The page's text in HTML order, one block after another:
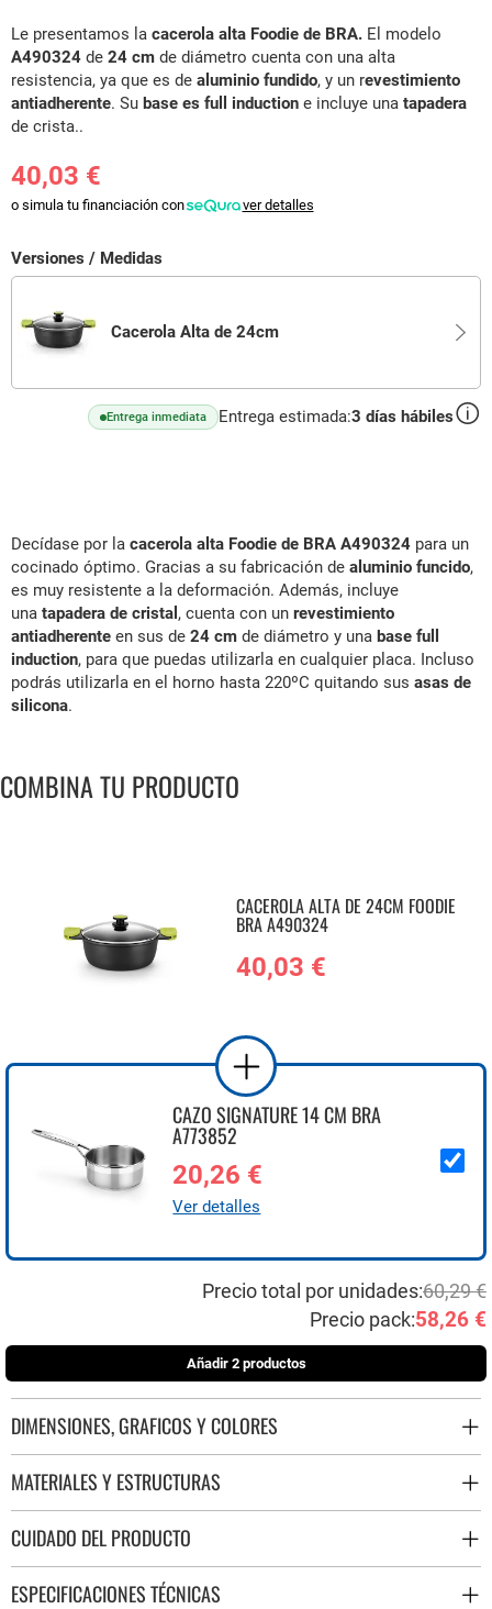
Le presentamos la cacerola alta Foodie de BRA. El modelo
A490324 de 24 cm de diámetro cuenta con una alta
resistencia, ya que es de aluminio fundido, y un revestimiento
antiadherente. Su base es full induction e incluye una tapadera
de crista..
40,03 €
o simula tu financiación con ver detalles
Versiones / Medidas
Cacerola Alta de 24cm
Entrega inmediata Entrega estimada:3 días hábiles
Decídase por la cacerola alta Foodie de BRA A490324 para un
cocinado óptimo. Gracias a su fabricación de aluminio funcido,
es muy resistente a la deformación. Además, incluye
una tapadera de cristal , cuenta con un revestimiento
antiadherente en sus de 24 cm de diámetro y una base full
induction, para que puedas utilizarla en cualquier placa. Incluso
podrás utilizarla en el horno hasta 220ºC quitando sus asas de
silicona.
COMBINA TU PRODUCTO
CACEROLA ALTA DE 24CM FOODIE
BRA A490324
40,03 €
CAZO SIGNATURE 14 CM BRA
A773852
20,26 €
Ver detalles
Precio total por unidades:60,29 €
Precio pack:58,26 €
Añadir 2 productos
DIMENSIONES, GRAFICOS Y COLORES
MATERIALES Y ESTRUCTURAS
CUIDADO DEL PRODUCTO
ESPECIFICACIONES TÉCNICAS